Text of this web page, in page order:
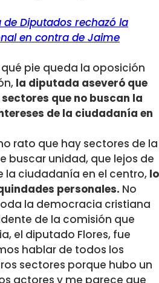
Diputados rechazó la
en contra de Jaime
pie queda la oposición
la diputada aseveró que
que no buscan la
de la ciudadanía en
rato que hay sectores de la
buscar unidad, que lejos de
la ciudadanía en el centro, lo
personales. No
la democracia cristiana
de la comisión que
el diputado Flores, fue
hablar de todos los
sectores porque hubo un
actores y me parece que